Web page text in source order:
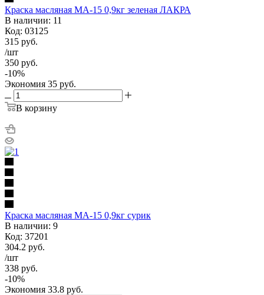
Краска масляная МА-15 0,9кг зеленая ЛАКРА
В наличии: 11
Код: 03125
315 руб.
/шт
350 руб.
-10%
Экономия 35 руб.
В корзину
Краска масляная МА-15 0,9кг сурик
В наличии: 9
Код: 37201
304.2 руб.
/шт
338 руб.
-10%
Экономия 33.8 руб.